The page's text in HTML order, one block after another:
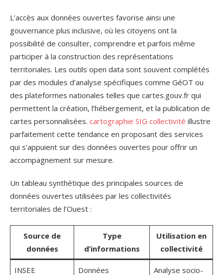
L’accès aux données ouvertes favorise ainsi une
gouvernance plus inclusive, où les citoyens ont la
possibilité de consulter, comprendre et parfois même
participer à la construction des représentations
territoriales. Les outils open data sont souvent complétés
par des modules d’analyse spécifiques comme GéOT ou
des plateformes nationales telles que cartes.gouv.fr qui
permettent la création, l’hébergement, et la publication de
cartes personnalisées. cartographie SIG collectivité illustre
parfaitement cette tendance en proposant des services
qui s’appuient sur des données ouvertes pour offrir un
accompagnement sur mesure.
Un tableau synthétique des principales sources de
données ouvertes utilisées par les collectivités
territoriales de l’Ouest :
Source de
données
Type
d’informations
Utilisation en
collectivité
INSEE
Données
Analyse socio-